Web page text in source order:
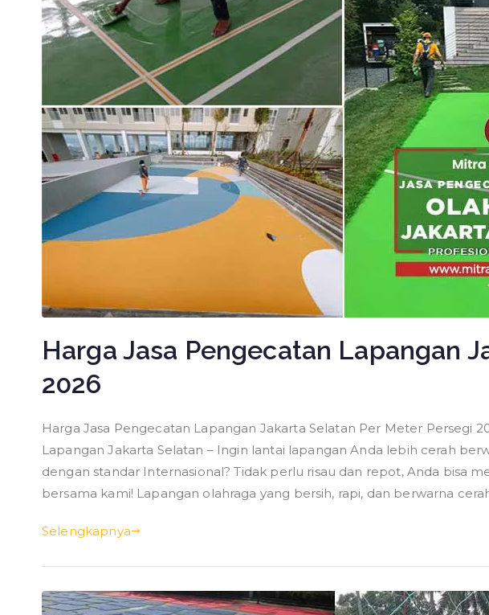
Harga Jasa Pengecatan Lapangan
2026
Harga Jasa Pengecatan Lapangan Jakarta Selatan Per Meter Persegi
Lapangan Jakarta Selatan – Ingin lantai lapangan Anda lebih cerah
dengan standar Internasional? Tidak perlu risau dan repot, Anda bisa
bersama kami! Lapangan olahraga yang bersih, rapi, dan berwarna
Selengkapnya